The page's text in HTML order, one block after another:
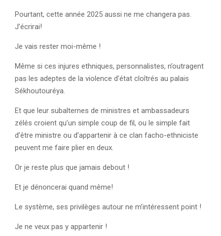
Pourtant, cette année 2025 aussi ne me changera pas.
J’écrirai!
Je vais rester moi-même !
Même si ces injures ethniques, personnalistes, n’outragent
pas les adeptes de la violence d’état cloîtrés au palais
Sékhoutouréya.
Et que leur subalternes de ministres et ambassadeurs
zélés croient qu’un simple coup de fil, ou le simple fait
d’être ministre ou d’appartenir à ce clan facho-ethniciste
peuvent me faire plier en deux.
Or je reste plus que jamais debout !
Et je dénoncerai quand même!
Le système, ses privilèges autour ne m’intéressent point !
Je ne veux pas y appartenir !